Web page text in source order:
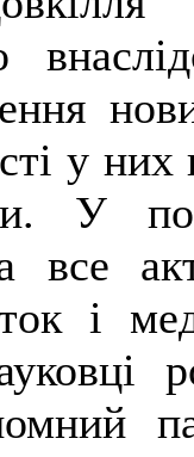
у них
У
все
і